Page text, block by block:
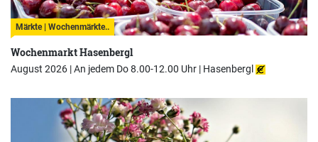
Märkte | Wochenmärkte..
Wochenmarkt Hasenbergl
August 2026 | An jedem Do 8.00-12.00 Uhr | Hasenbergl